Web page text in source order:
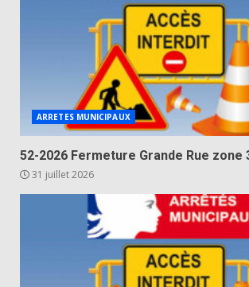
ARRETES MUNICIPAUX
52-2026 Fermeture Grande Rue zone
31 juillet 2026